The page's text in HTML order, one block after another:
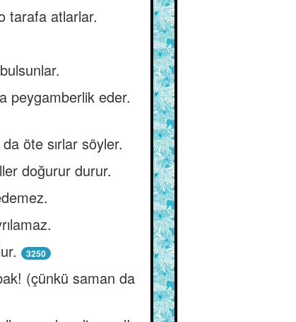
tarafa atlarlar.
peygamberlik eder.
öte sırlar söyler.
doğurur durur.
3250
(çünkü saman da